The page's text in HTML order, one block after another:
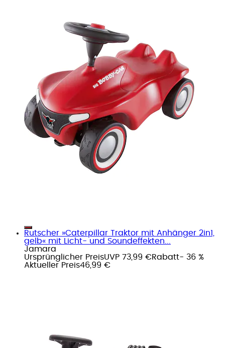
Rutscher »Caterpillar Traktor mit Anhänger 2in1,
gelb« mit Licht- und Soundeffekten...
Jamara
Ursprünglicher PreisUVP 73,99 €Rabatt- 36 %
Aktueller Preis46,99 €